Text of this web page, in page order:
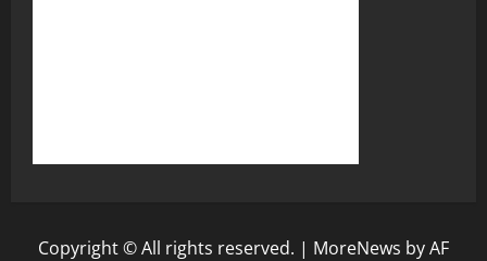
Copyright © All rights reserved. | MoreNews by AF